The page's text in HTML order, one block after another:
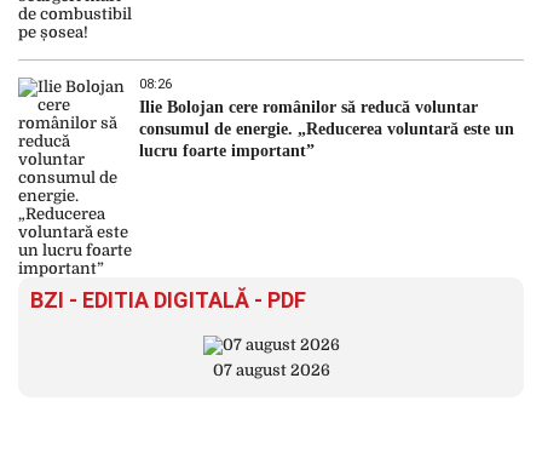
08:26
Ilie Bolojan cere românilor să reducă voluntar
consumul de energie. „Reducerea voluntară este un
lucru foarte important”
BZI - EDITIA DIGITALĂ - PDF
07 august 2026